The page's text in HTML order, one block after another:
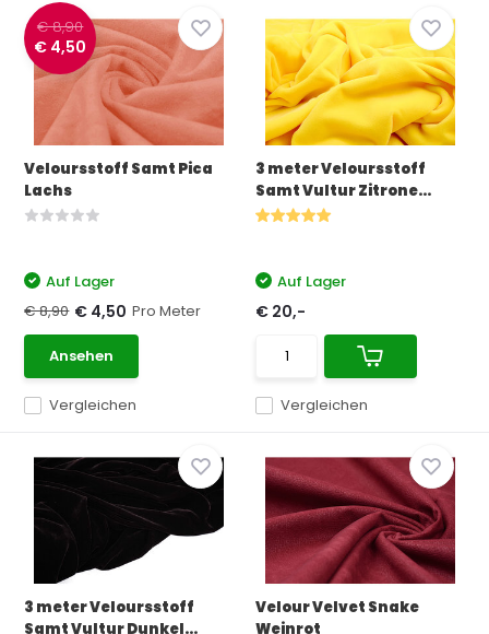
€ 8,90
€ 4,50
Veloursstoff Samt Pica
Lachs
Vergleichen
Auf Lager
€ 8,90 € 4,50 Pro Meter
Ansehen
3 meter Veloursstoff
Samt Vultur Zitrone...
Vergleichen
Auf Lager
€ 20,-
3 meter Veloursstoff
Samt Vultur Dunkel...
Velour Velvet Snake
Weinrot